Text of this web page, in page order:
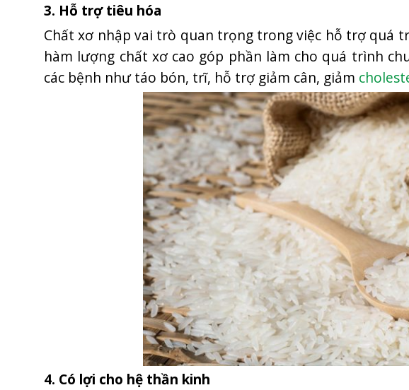
3. Hỗ trợ tiêu hóa
Chất xơ nhập vai trò quan trọng trong việc hỗ trợ quá
hàm lượng chất xơ cao góp phần làm cho quá trình
các bệnh như táo bón, trĩ, hỗ trợ giảm cân, giảm
4. Có lợi cho hệ thần kinh